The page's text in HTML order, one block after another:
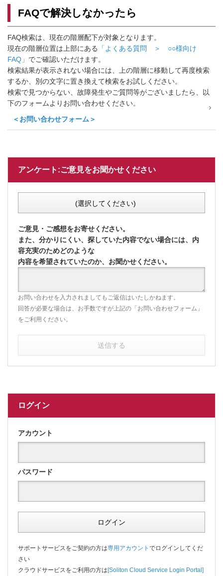
FAQで解決しなかったら
FAQ検索は、現在の階層配下が対象となります。
現在の階層位置は上部にある
「よくある質問 ＞ ○○様向け
FAQ」 でご確認いただけます。
検索結果が表示されない場合には、上の階層に移動して再度検索
するか、別の文字に置き換えて検索をお試しください。
検索で見つからない、故障発生やご質問等がございましたら、以
下のフォームよりお問い合わせください。
＜お問い合わせフォーム＞
アンケート:ご意見をお聞かせください
(選択してください)
ご意見・ご感想をお寄せください。
また、分かりにくい、探していた内容でない場合には、内
容充実のためどのような
内容を希望されていたのか、お聞かせください。
お問い合わせを入力されましてもご返信はいたしかねます。
回答が必要な場合は、お手数ですが上記の「お問い合わせフォーム」
をご利用ください。
送信する
ログイン
アカウント
パスワード
ログイン
サポートサービスをご契約の方は専用アカウント でログインしてくだ
さい
クラウドサービスをご利用の方は[Soliton Cloud Service Login Portal]